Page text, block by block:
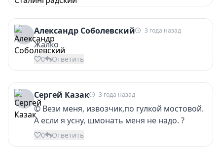
Александр Соболевский 3 года назад
Жалко
0 Ответить
Сергей Казак 3 года назад
© Вези меня, извозчик,по гулкой мостовой.
А если я усну, шмонать меня не надо. ?
0 Ответить